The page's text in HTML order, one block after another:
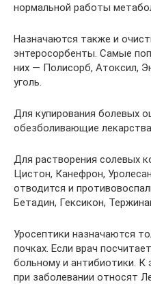
нормальной работы
Назначаются также и
энтеросорбенты. Самые
них — Полисорб, Атоксил,
уголь.
Для купирования болевых
обезболивающие
Для растворения солевых
Цистон, Канефрон,
отводится и
Бетадин, Гексикон,
Уросептики назначаются
почках. Если врач
больному и антибиотики.
при заболевании относят